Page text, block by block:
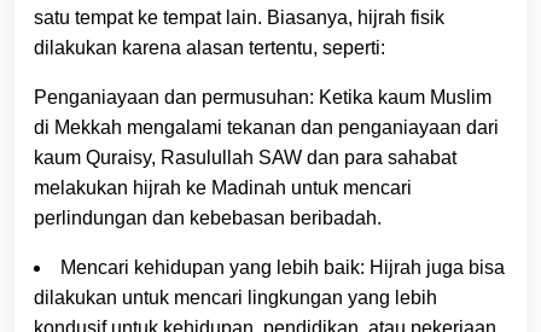
satu tempat ke tempat lain. Biasanya, hijrah fisik
dilakukan karena alasan tertentu, seperti:
Penganiayaan dan permusuhan: Ketika kaum Muslim
di Mekkah mengalami tekanan dan penganiayaan dari
kaum Quraisy, Rasulullah SAW dan para sahabat
melakukan hijrah ke Madinah untuk mencari
perlindungan dan kebebasan beribadah.
Mencari kehidupan yang lebih baik: Hijrah juga bisa
dilakukan untuk mencari lingkungan yang lebih